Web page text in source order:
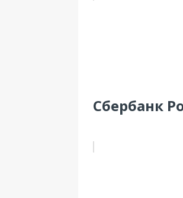
Сбербанк